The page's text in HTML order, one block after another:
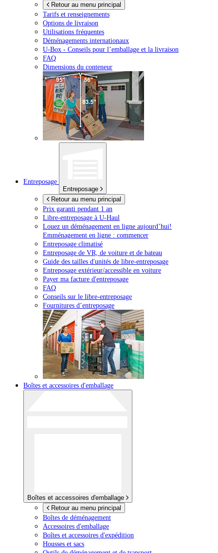
Retour au menu principal
Tarifs et renseignements
Options de livraison
Utilisations fréquentes
Déménagements internationaux
U-Box - Conseils pour l’emballage et la livraison
FAQ
Dimensions du conteneur
Entreposage
Entreposage
Retour au menu principal
Prix garanti pendant 1 an
Libre-entreposage à U-Haul
Louez un déménagement en ligne aujourd’hui!
Emménagement en ligne : commencer
Entreposage climatisé
Entreposage de VR, de voiture et de bateau
Guide des tailles d'unités de libre-entreposage
Entreposage extérieur/accessible en voiture
Payer ma facture d'entreposage
FAQ
Conseils sur le libre-entreposage
Fournitures d’entreposage
Boîtes et accessoires d'emballage
Boîtes et accessoires d'emballage
Retour au menu principal
Boîtes de déménagement
Accessoires d'emballage
Boîtes et accessoires d'expédition
Housses et sacs